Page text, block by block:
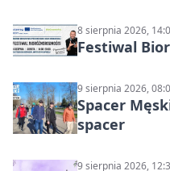
8 sierpnia 2026,
Festiwal
9 sierpnia 2026,
Spacer
spacer
9 sierpnia 2026,